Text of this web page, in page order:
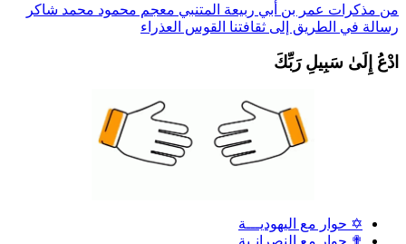
مذكرات عمر بن أبي ربيعةالمتنبي معجم محمود محمد شاكر
في الطريق إلى ثقافتناالقوس العذراء
إِلَىٰ سَبِيلِ رَبِّكَ
✡ حوار مع اليهوديـــة